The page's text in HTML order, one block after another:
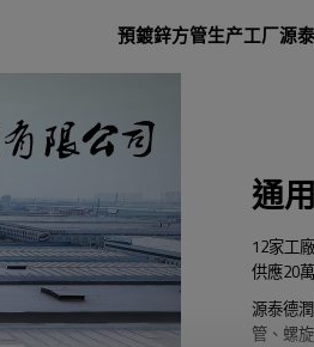
預鍍鋅方管生产工厂源
通
12家工
供應20
源泰德
管、螺